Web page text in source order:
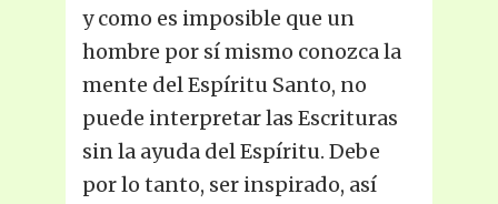
y como es imposible que un
hombre por sí mismo conozca la
mente del Espíritu Santo, no
puede interpretar las Escrituras
sin la ayuda del Espíritu. Debe
por lo tanto, ser inspirado, así